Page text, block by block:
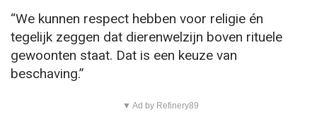
“We kunnen respect hebben voor religie én
tegelijk zeggen dat dierenwelzijn boven rituele
gewoonten staat. Dat is een keuze van
beschaving.”
▼ Ad by Refinery89